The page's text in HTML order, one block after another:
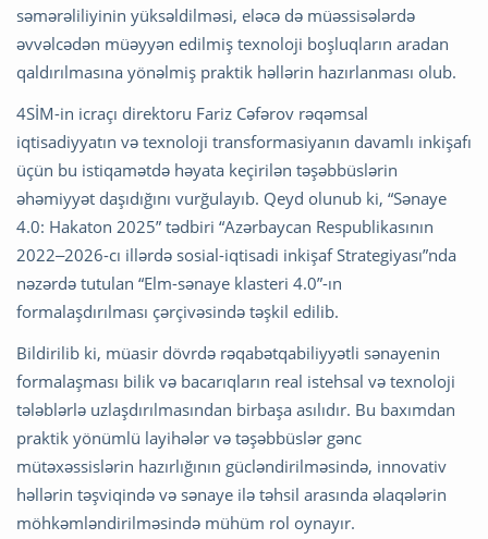
səmərəliliyinin yüksəldilməsi, eləcə də müəssisələrdə
əvvəlcədən müəyyən edilmiş texnoloji boşluqların aradan
qaldırılmasına yönəlmiş praktik həllərin hazırlanması olub.
4SİM-in icraçı direktoru Fariz Cəfərov rəqəmsal
iqtisadiyyatın və texnoloji transformasiyanın davamlı inkişafı
üçün bu istiqamətdə həyata keçirilən təşəbbüslərin
əhəmiyyət daşıdığını vurğulayıb. Qeyd olunub ki, “Sənaye
4.0: Hakaton 2025” tədbiri “Azərbaycan Respublikasının
2022‒2026-cı illərdə sosial-iqtisadi inkişaf Strategiyası”nda
nəzərdə tutulan “Elm-sənaye klasteri 4.0”-ın
formalaşdırılması çərçivəsində təşkil edilib.
Bildirilib ki, müasir dövrdə rəqabətqabiliyyətli sənayenin
formalaşması bilik və bacarıqların real istehsal və texnoloji
tələblərlə uzlaşdırılmasından birbaşa asılıdır. Bu baxımdan
praktik yönümlü layihələr və təşəbbüslər gənc
mütəxəssislərin hazırlığının gücləndirilməsində, innovativ
həllərin təşviqində və sənaye ilə təhsil arasında əlaqələrin
möhkəmləndirilməsində mühüm rol oynayır.